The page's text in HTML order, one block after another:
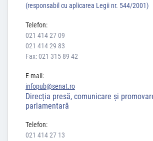
(responsabil cu aplicarea Legii nr. 544/2001)
Telefon:
021 414 27 09
021 414 29 83
Fax: 021 315 89 42
E-mail:
infopub@senat.ro
Direcția presă, comunicare și
parlamentară
Telefon:
021 414 27 13